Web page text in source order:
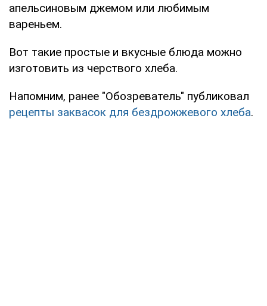
апельсиновым джемом или любимым
вареньем.
Вот такие простые и вкусные блюда можно
изготовить из черствого хлеба.
Напомним, ранее "Обозреватель" публиковал
рецепты заквасок для бездрожжевого хлеба.